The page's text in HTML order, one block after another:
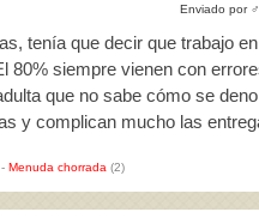
Enviado por ♂
tenía que decir que trabajo
80% siempre vienen con
que no sabe cómo se
y complican mucho las
- Menuda chorrada (2)